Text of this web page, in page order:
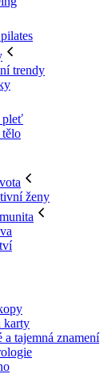
trendy
pleť
tělo
ženy
karty
a tajemná znamení